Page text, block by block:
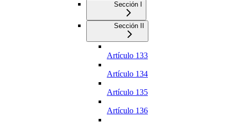
Sección I
Sección II
Artículo 133
Artículo 134
Artículo 135
Artículo 136